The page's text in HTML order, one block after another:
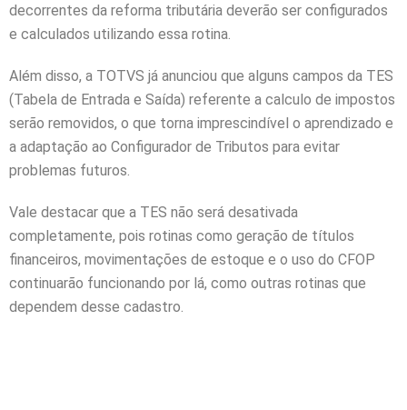
decorrentes da reforma tributária deverão ser configurados
e calculados utilizando essa rotina.
Além disso, a TOTVS já anunciou que alguns campos da TES
(Tabela de Entrada e Saída) referente a calculo de impostos
serão removidos, o que torna imprescindível o aprendizado e
a adaptação ao Configurador de Tributos para evitar
problemas futuros.
Vale destacar que a TES não será desativada
completamente, pois rotinas como geração de títulos
financeiros, movimentações de estoque e o uso do CFOP
continuarão funcionando por lá, como outras rotinas que
dependem desse cadastro.